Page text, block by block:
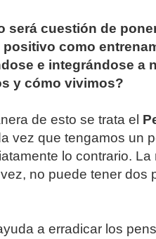
será cuestión de
como
e integrándose a
y cómo vivimos?
de esto se trata el
vez que tengamos un
lo contrario.
no puede tener dos
a erradicar los